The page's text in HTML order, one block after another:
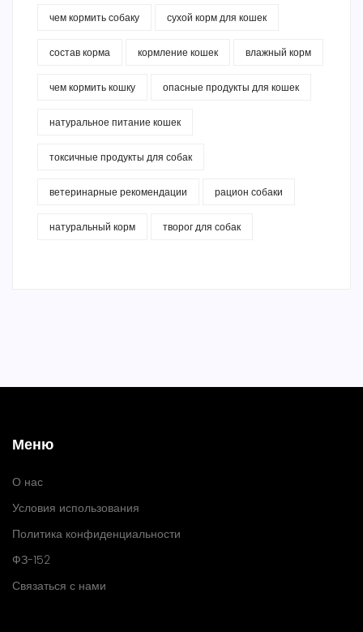
чем кормить собаку сухой корм для кошек
состав корма кормление кошек влажный корм
чем кормить кошку опасные продукты для кошек
натуральное питание кошек
токсичные продукты для собак
ветеринарные рекомендации рацион собаки
натуральный корм творог для собак
Меню
О нас
Условия использования
Политика конфиденциальности
ФЗ-152
Связаться с нами